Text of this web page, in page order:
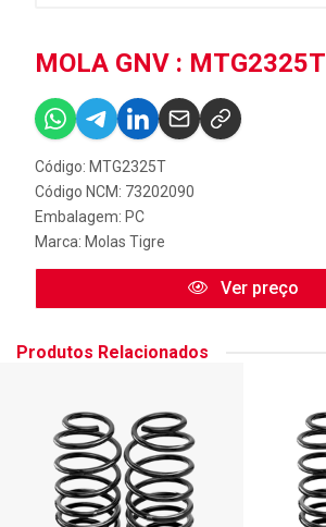
MOLA GNV : MTG2325T
Código: MTG2325T
Código NCM: 73202090
Embalagem: PC
Marca: Molas Tigre
Ver preço
Produtos Relacionados